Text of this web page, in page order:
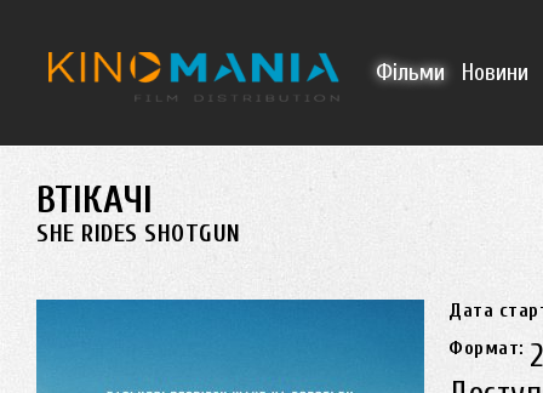
Фільми Новини
ВТІКАЧІ
SHE RIDES SHOTGUN
Дата
Формат: